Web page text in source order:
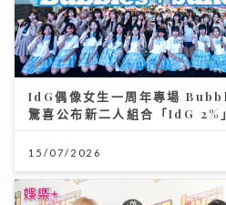
IdG偶像女生一周年專場
驚喜公布新二人組合「IdG 2%
15/07/2026